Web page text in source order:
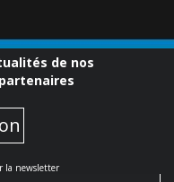
de nos
la newsletter